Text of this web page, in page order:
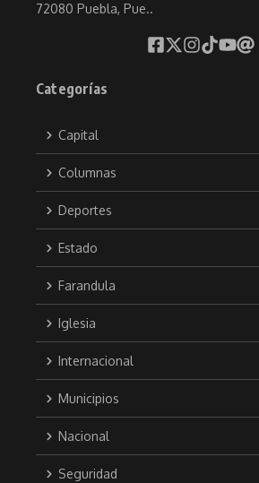
72080 Puebla, Pue..
Categorías
Capital
Columnas
Deportes
Estado
Farandula
Iglesia
Internacional
Municipios
Nacional
Seguridad